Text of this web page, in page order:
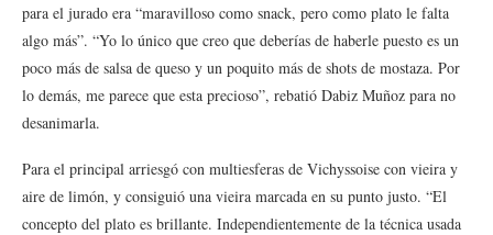
para el jurado era “maravilloso como snack, pero como plato le falta
algo más”. “Yo lo único que creo que deberías de haberle puesto es un
poco más de salsa de queso y un poquito más de shots de mostaza. Por
lo demás, me parece que esta precioso”, rebatió Dabiz Muñoz para no
desanimarla.
Para el principal arriesgó con multiesferas de Vichyssoise con vieira y
aire de limón, y consiguió una vieira marcada en su punto justo. “El
concepto del plato es brillante. Independientemente de la técnica usada